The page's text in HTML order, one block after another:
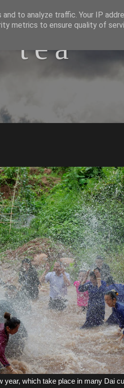
tea
year, which take place in many Dai
to analyze traffic. Your IP
metrics to ensure quality of